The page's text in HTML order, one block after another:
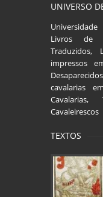
UNIVERSO
Livros de
Traduzidos,
impressos
cavalarias
Cavalarias,
Cavaleirescos
TEXTOS